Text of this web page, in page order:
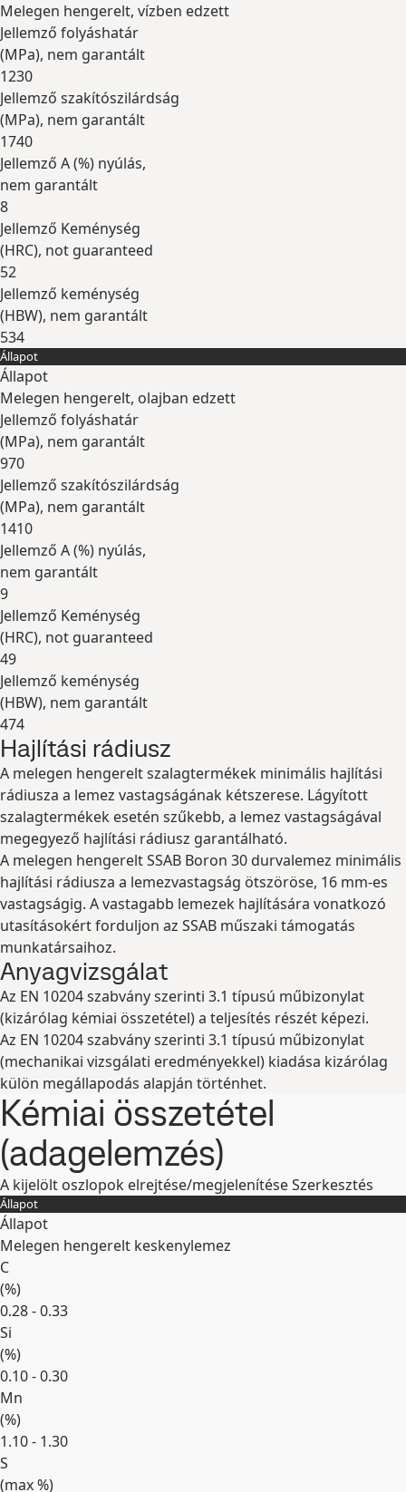
Melegen hengerelt, vízben edzett
Jellemző folyáshatár
(MPa), nem garantált
1230
Jellemző szakítószilárdság
(MPa), nem garantált
1740
Jellemző A (%) nyúlás,
nem garantált
8
Jellemző Keménység
(HRC), not guaranteed
52
Jellemző keménység
(HBW), nem garantált
534
Kibontás
Állapot
Állapot
Melegen hengerelt, olajban edzett
Jellemző folyáshatár
(MPa), nem garantált
970
Jellemző szakítószilárdság
(MPa), nem garantált
1410
Jellemző A (%) nyúlás,
nem garantált
9
Jellemző Keménység
(HRC), not guaranteed
49
Jellemző keménység
(HBW), nem garantált
474
Kibontás
Hajlítási rádiusz
A melegen hengerelt szalagtermékek minimális hajlítási
rádiusza a lemez vastagságának kétszerese. Lágyított
szalagtermékek esetén szűkebb, a lemez vastagságával
megegyező hajlítási rádiusz garantálható.
A melegen hengerelt SSAB Boron 30 durvalemez minimális
hajlítási rádiusza a lemezvastagság ötszöröse, 16 mm-es
vastagságig. A vastagabb lemezek hajlítására vonatkozó
utasításokért forduljon az SSAB műszaki támogatás
munkatársaihoz.
Anyagvizsgálat
Az EN 10204 szabvány szerinti 3.1 típusú műbizonylat
(kizárólag kémiai összetétel) a teljesítés részét képezi.
Az EN 10204 szabvány szerinti 3.1 típusú műbizonylat
(mechanikai vizsgálati eredményekkel) kiadása kizárólag
külön megállapodás alapján történhet.
Kémiai összetétel
(adagelemzés)
A kijelölt oszlopok elrejtése/megjelenítéseSzerkesztés
Állapot
Állapot
Melegen hengerelt keskenylemez
C
(%)
0.28 - 0.33
Si
(%)
0.10 - 0.30
Mn
(%)
1.10 - 1.30
S
(max%)